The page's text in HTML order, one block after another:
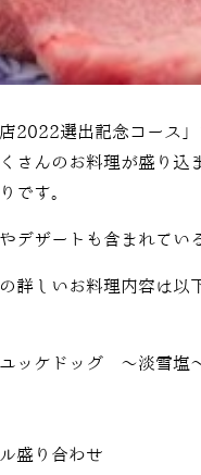
2022選出記念コース
さんのお料理が盛り込
です。
デザートも含まれてい
詳しいお料理内容は以
ッケドッグ 〜淡雪塩
盛り合わせ